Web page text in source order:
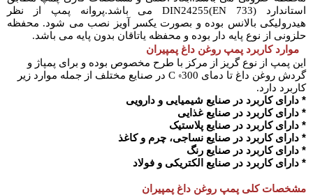
استاندارد (DIN24255(EN 733 می باشد.پروانه پمپ از نظر
هیدرولیکی بالانس بوده و بصورت یکسر آویز نصب می شود. محفظه
حلزونی از نوع پایه دار بوده و محفظه یاتاقان بدون پایه می باشد.
موارد کاربرد پمپ روغن داغ پمپیران
این پمپ از نوع گریز از مرکز با طرح مخصوص بوده و برای پمپاژ و
گردش روغن داغ تا دمای 300◦ C در صنایع مختلف از جمله موارد زیر
کاربرد دارد.
* دارای کاربرد در صنایع شیمیایی و دارویی
* دارای کاربرد در صنایع غذایی
* دارای کاربرد در صنایع پلاستیک
* دارای کاربرد در صنایع نساجی، چرم و کاغذ
* دارای کاربرد در صنایع رنگ
* دارای کاربرد در صنایع الکتریکی و فولاد
مشخصات کلی پمپ روغن داغ پمپیران